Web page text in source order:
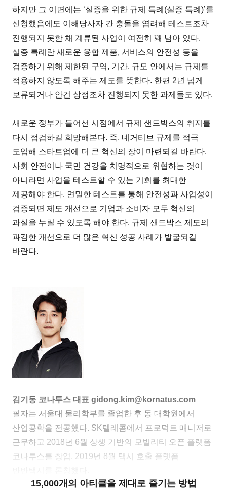
하지만 그 이면에는 ‘실증을 위한 규제 특례(실증 특례)’를
신청했음에도 이해당사자 간 충돌을 염려해 테스트조차
진행되지 못한 채 계류된 사업이 여전히 꽤 남아 있다.
실증 특례란 새로운 융합 제품, 서비스의 안전성 등을
검증하기 위해 제한된 구역, 기간, 규모 안에서는 규제를
적용하지 않도록 해주는 제도를 뜻한다. 한편 2년 넘게
보류되거나 안건 상정조차 진행되지 못한 과제들도 있다.
새로운 정부가 들어선 시점에서 규제 샌드박스의 취지를
다시 점검하길 희망해본다. 즉, 네거티브 규제를 적극
도입해 스타트업에 더 큰 혁신의 장이 마련되길 바란다.
사회 안전이나 국민 건강을 치명적으로 위협하는 것이
아니라면 사업을 테스트할 수 있는 기회를 최대한
제공해야 한다. 면밀한 테스트를 통해 안전성과 사업성이
검증되면 제도 개선으로 기업과 소비자 모두 혁신의
과실을 누릴 수 있도록 해야 한다. 규제 샌드박스 제도의
과감한 개선으로 더 많은 혁신 성공 사례가 발굴되길
바란다.
김기동 코나투스 대표 gidong.kim@kornatus.com
필자는 서울대 물리학부를 졸업한 후 동 대학원에서
산업공학을 전공했다. SK텔레콤에서 프로덕트 매니저로
근무하고 2018년 6월 상생 기반의 모빌리티 오픈 플랫폼
코나투스를 창업, 2019년 8월 택시 호출 플랫폼
15,000개의 아티클을 제대로 즐기는 방법